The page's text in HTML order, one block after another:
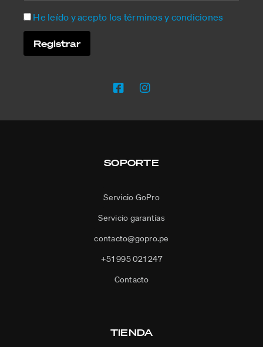
He leído y acepto los términos y condiciones
SOPORTE
Servicio GoPro
Servicio garantías
contacto@gopro.pe
+51 995 021 247
Contacto
TIENDA